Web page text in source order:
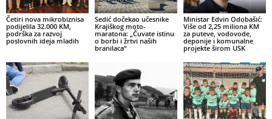
Četiri nova mikrobiznisa
podijelila 32.000 KM,
podrška za razvoj
poslovnih ideja mladih
Sedić dočekao učesnike
Krajiškog moto-
maratona: „Čuvate istinu
o borbi i žrtvi naših
branilaca“
Ministar Edvin Odobašić:
Više od 2,25 miliona KM
za puteve, vodovode,
deponije i komunalne
projekte širom USK